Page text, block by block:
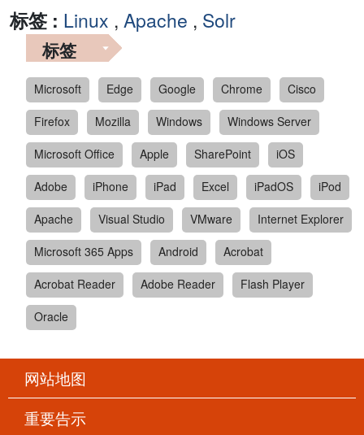
标签 : Linux , Apache , Solr
标签
Microsoft Edge Google Chrome
Cisco
Firefox
Mozilla Windows
Windows Server
Microsoft Office
Apple SharePoint
iOS
Adobe
iPhone iPad Excel iPadOS
iPod
Apache
Visual Studio VMware
Internet Explorer
Microsoft 365 Apps
Android
Acrobat
Acrobat Reader
Adobe Reader
Flash Player
Oracle
网站地图
重要告示